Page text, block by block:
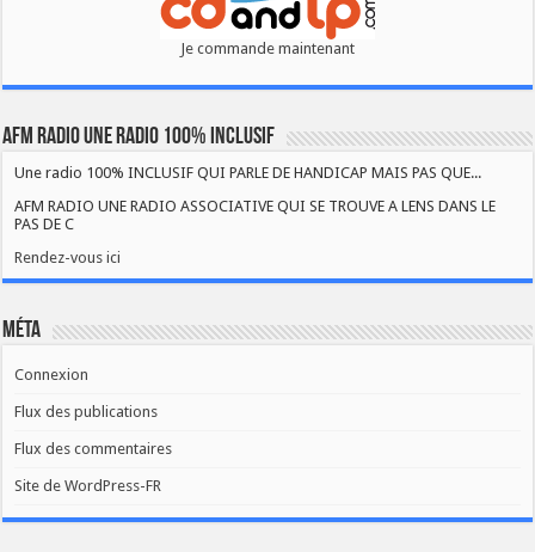
Je commande maintenant
AFM RADIO UNE RADIO 100% INCLUSIF
Une radio 100% INCLUSIF QUI PARLE DE HANDICAP MAIS PAS QUE...
AFM RADIO UNE RADIO ASSOCIATIVE QUI SE TROUVE A LENS DANS LE
PAS DE C
Rendez-vous ici
Méta
Connexion
Flux des publications
Flux des commentaires
Site de WordPress-FR